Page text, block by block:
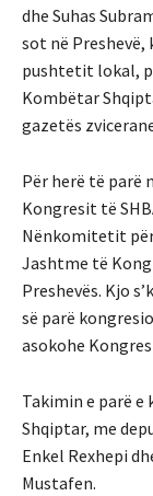
dhe Suhas
sot në
pushtetit lokal,
Kombëtar
gazetës
Për herë të parë
Kongresit të
Nënkomitetit
Jashtme të
Preshevës. Kjo
së parë
asokohe
Takimin e parë
Shqiptar, me
Enkel Rexhepi
Mustafen.